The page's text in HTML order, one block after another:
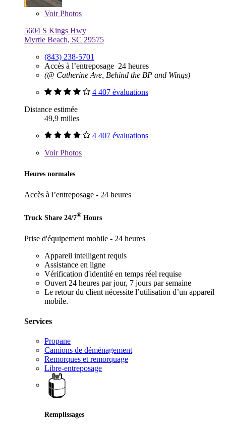
VoirPhotos
5604 S Kings Hwy
Myrtle Beach, SC 29575
(843) 238-5701
Accès à l’entreposage 24 heures
(@ Catherine Ave, Behind the BP and Wings)
4 407 évaluations
Distance estimée
49,9 milles
4 407 évaluations
VoirPhotos
Heures normales
Accès à l’entreposage - 24 heures
Truck Share 24/7® Hours
Prise d'équipement mobile - 24 heures
Appareil intelligent requis
Assistance en ligne
Vérification d'identité en temps réel requise
Ouvert 24 heures par jour, 7 jours par semaine
Le retour du client nécessite l’utilisation d’un appareil
mobile.
Services
Propane
Camions de déménagement
Remorques et remorquage
Libre-entreposage
Remplissages